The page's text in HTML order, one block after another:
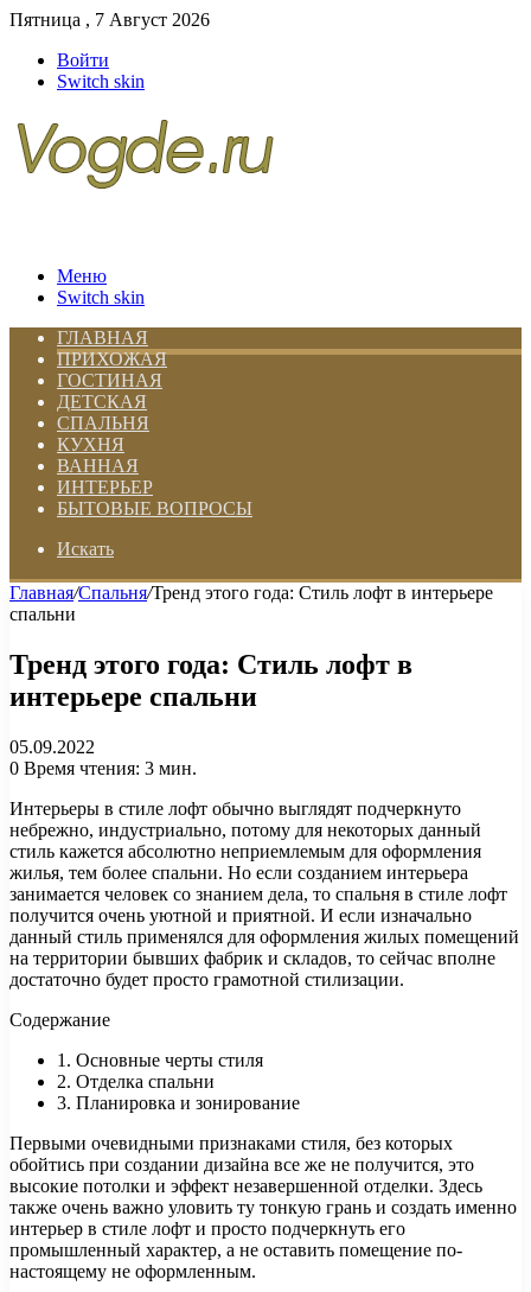
Пятница , 7 Август 2026
Войти
Switch skin
Меню
Switch skin
ГЛАВНАЯ
ПРИХОЖАЯ
ГОСТИНАЯ
ДЕТСКАЯ
СПАЛЬНЯ
КУХНЯ
ВАННАЯ
ИНТЕРЬЕР
БЫТОВЫЕ ВОПРОСЫ
Искать
Главная/Спальня/Тренд этого года: Стиль лофт в интерьере
спальни
Тренд этого года: Стиль лофт в
интерьере спальни
05.09.2022
0 Время чтения: 3 мин.
Интерьеры в стиле лофт обычно выглядят подчеркнуто
небрежно, индустриально, потому для некоторых данный
стиль кажется абсолютно неприемлемым для оформления
жилья, тем более спальни. Но если созданием интерьера
занимается человек со знанием дела, то спальня в стиле лофт
получится очень уютной и приятной. И если изначально
данный стиль применялся для оформления жилых помещений
на территории бывших фабрик и складов, то сейчас вполне
достаточно будет просто грамотной стилизации.
Содержание
1. Основные черты стиля
2. Отделка спальни
3. Планировка и зонирование
Первыми очевидными признаками стиля, без которых
обойтись при создании дизайна все же не получится, это
высокие потолки и эффект незавершенной отделки. Здесь
также очень важно уловить ту тонкую грань и создать именно
интерьер в стиле лофт и просто подчеркнуть его
промышленный характер, а не оставить помещение по-
настоящему не оформленным.